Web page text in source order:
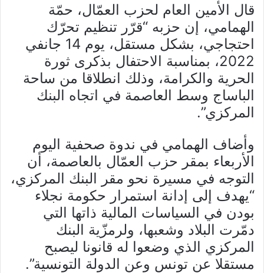
قال الأمين العام لحزب العمّال، حمّة
الهمامي، إن حزبه “قرّر تنظيم تحرّك
احتجاجي، بشكل مستقل، يوم 14 جانفي
2022، بمناسبة الاحتفال بذكرى ثورة
الحرية والكرامة، وذلك انطلاقا من ساحة
الباساج وسط العاصمة في اتجاه البنك
المركزي”.
وأضاف الهمامي في ندوة صحفية اليوم
الأربعاء بمقر حزب العمّال بالعاصمة، أن
التوجه في مسيرة نحو مقر البنك المركزي،
“يهدف إلى إدانة استمرار حكومة نجلاء
بودن في السياسات المالية ذاتها التي
دمّرت البلاد وشعبها، ولرمزّية البنك
المركزي الذي وضعوا له قانونا ليصبح
مستقلا عن تونس وعن الدولة التونسية”.